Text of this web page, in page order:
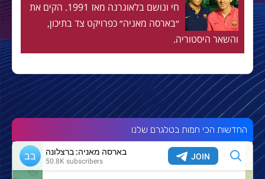
חי ונושם בלאוגרנה מאז 1991. הקים את
״בארסה מאניה״ כפרויקט צד בתיכון,
והשאר היסטוריה.
החדשות הכי חמות בטלגרם שלנו